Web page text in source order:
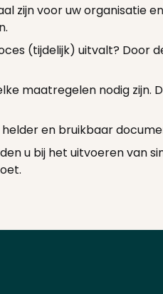
zijn voor uw organisatie
(tijdelijk) uitvalt? Door
maatregelen nodig zijn.
en bruikbaar
u bij het uitvoeren van